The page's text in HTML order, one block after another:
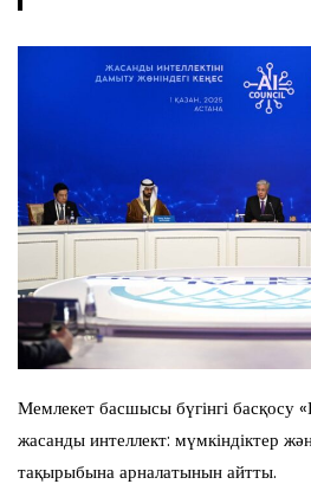
Мемлекет басшысы бүгінгі басқосу
жасанды интеллект: мүмкіндіктер
тақырыбына арналатынын айтты.